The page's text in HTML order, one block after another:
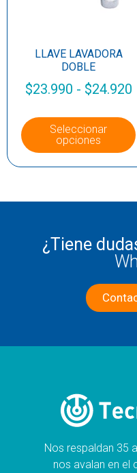
LLAVE LAVADORA
DOBLE
$23.990 - $24.920
Seleccionar
opciones
¿Tiene
Nos respaldan 35
nos avalan en el